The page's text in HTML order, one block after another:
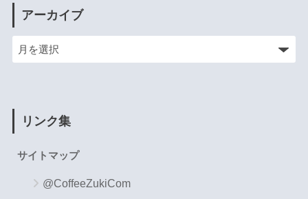
アーカイブ
リンク集
サイトマップ
@CoffeeZukiCom